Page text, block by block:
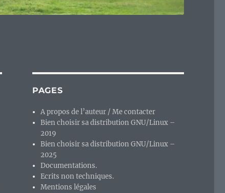
PAGES
A propos de l’auteur / Me contacter
Bien choisir sa distribution GNU/Linux –
2019
Bien choisir sa distribution GNU/Linux –
2025
Documentations.
Ecrits non techniques.
Mentions légales